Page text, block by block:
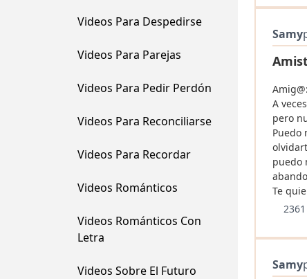
Videos Para Despedirse
Videos Para Parejas
Videos Para Pedir Perdón
Videos Para Reconciliarse
Videos Para Recordar
Videos Románticos
Videos Románticos Con
Letra
Videos Sobre El Futuro
Samy
Amig@:
A
pero
Puedo
puedo
Te
Samy